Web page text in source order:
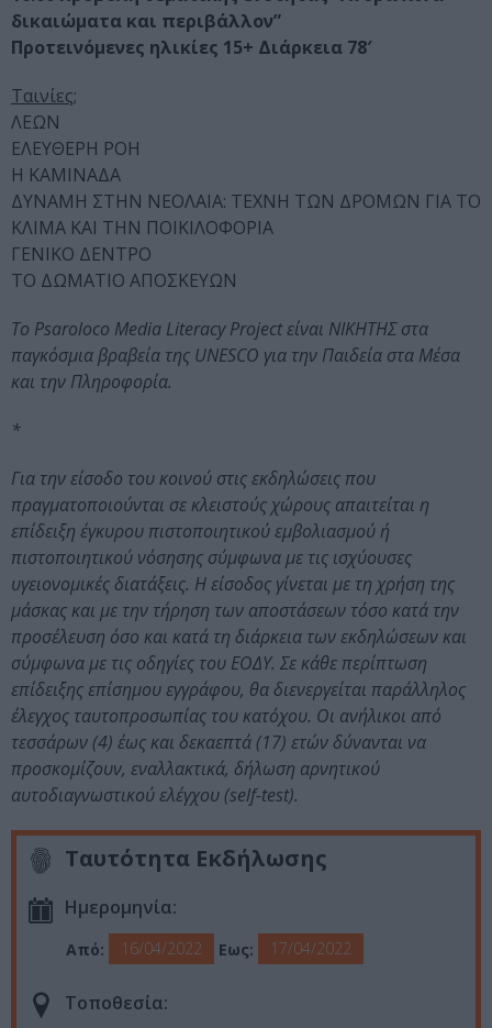
δικαιώματα και περιβάλλον”
Προτεινόμενες ηλικίες 15+ Διάρκεια 78′
Ταινίες;
ΛΕΩΝ
ΕΛΕΥΘΕΡΗ ΡΟΗ
Η ΚΑΜΙΝΑΔΑ
ΔΥΝΑΜΗ ΣΤΗΝ ΝΕΟΛΑΙΑ: ΤΕΧΝΗ ΤΩΝ ΔΡΟΜΩΝ ΓΙΑ ΤΟ
ΚΛΙΜΑ ΚΑΙ ΤΗΝ ΠΟΙΚΙΛΟΦΟΡΙΑ
ΓΕΝΙΚΟ ΔΕΝΤΡΟ
ΤΟ ΔΩΜΑΤΙΟ ΑΠΟΣΚΕΥΩΝ
To Psaroloco Media Literacy Project είναι ΝΙΚΗΤΗΣ στα
παγκόσμια βραβεία της UNESCO για την Παιδεία στα Μέσα
και την Πληροφορία.
*
Για την είσοδο του κοινού στις εκδηλώσεις που
πραγματοποιούνται σε κλειστούς χώρους απαιτείται η
επίδειξη έγκυρου πιστοποιητικού εμβολιασμού ή
πιστοποιητικού νόσησης σύμφωνα με τις ισχύουσες
υγειονομικές διατάξεις. Η είσοδος γίνεται με τη χρήση της
μάσκας και με την τήρηση των αποστάσεων τόσο κατά την
προσέλευση όσο και κατά τη διάρκεια των εκδηλώσεων και
σύμφωνα με τις οδηγίες του ΕΟΔΥ. Σε κάθε περίπτωση
επίδειξης επίσημου εγγράφου, θα διενεργείται παράλληλος
έλεγχος ταυτοπροσωπίας του κατόχου. Οι ανήλικοι από
τεσσάρων (4) έως και δεκαεπτά (17) ετών δύνανται να
προσκομίζουν, εναλλακτικά, δήλωση αρνητικού
αυτοδιαγνωστικού ελέγχου (self-test).
Ταυτότητα Εκδήλωσης
Ημερομηνία:
Από: 16/04/2022 Εως: 17/04/2022
Τοποθεσία: